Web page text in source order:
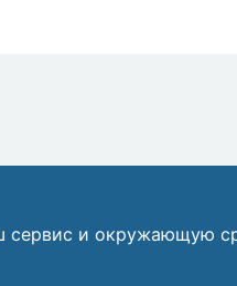
сервис и окружающую